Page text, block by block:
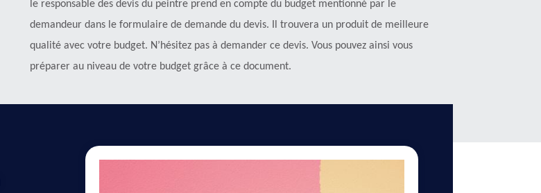
le responsable des devis du peintre prend en compte du budget mentionné par le
demandeur dans le formulaire de demande du devis. Il trouvera un produit de meilleure
qualité avec votre budget. N’hésitez pas à demander ce devis. Vous pouvez ainsi vous
préparer au niveau de votre budget grâce à ce document.